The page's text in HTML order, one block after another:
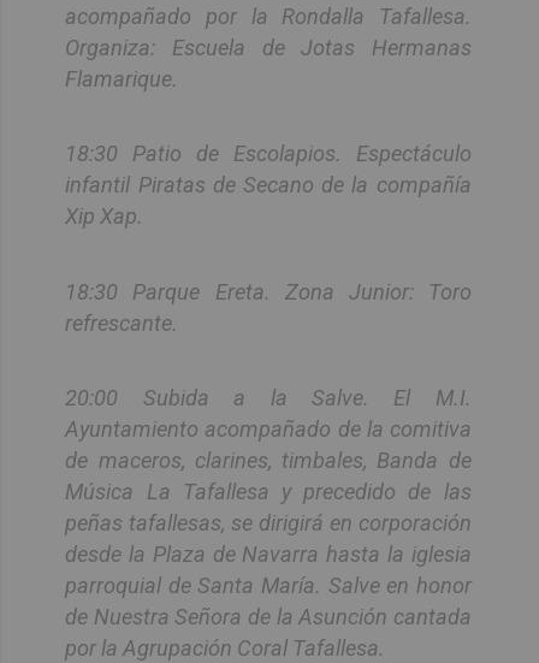
acompañado por la Rondalla Tafallesa.
Organiza: Escuela de Jotas Hermanas
Flamarique.
18:30 Patio de Escolapios. Espectáculo
infantil Piratas de Secano de la compañía
Xip Xap.
18:30 Parque Ereta. Zona Junior: Toro
refrescante.
20:00 Subida a la Salve. El M.I.
Ayuntamiento acompañado de la comitiva
de maceros, clarines, timbales, Banda de
Música La Tafallesa y precedido de las
peñas tafallesas, se dirigirá en corporación
desde la Plaza de Navarra hasta la iglesia
parroquial de Santa María. Salve en honor
de Nuestra Señora de la Asunción cantada
por la Agrupación Coral Tafallesa.